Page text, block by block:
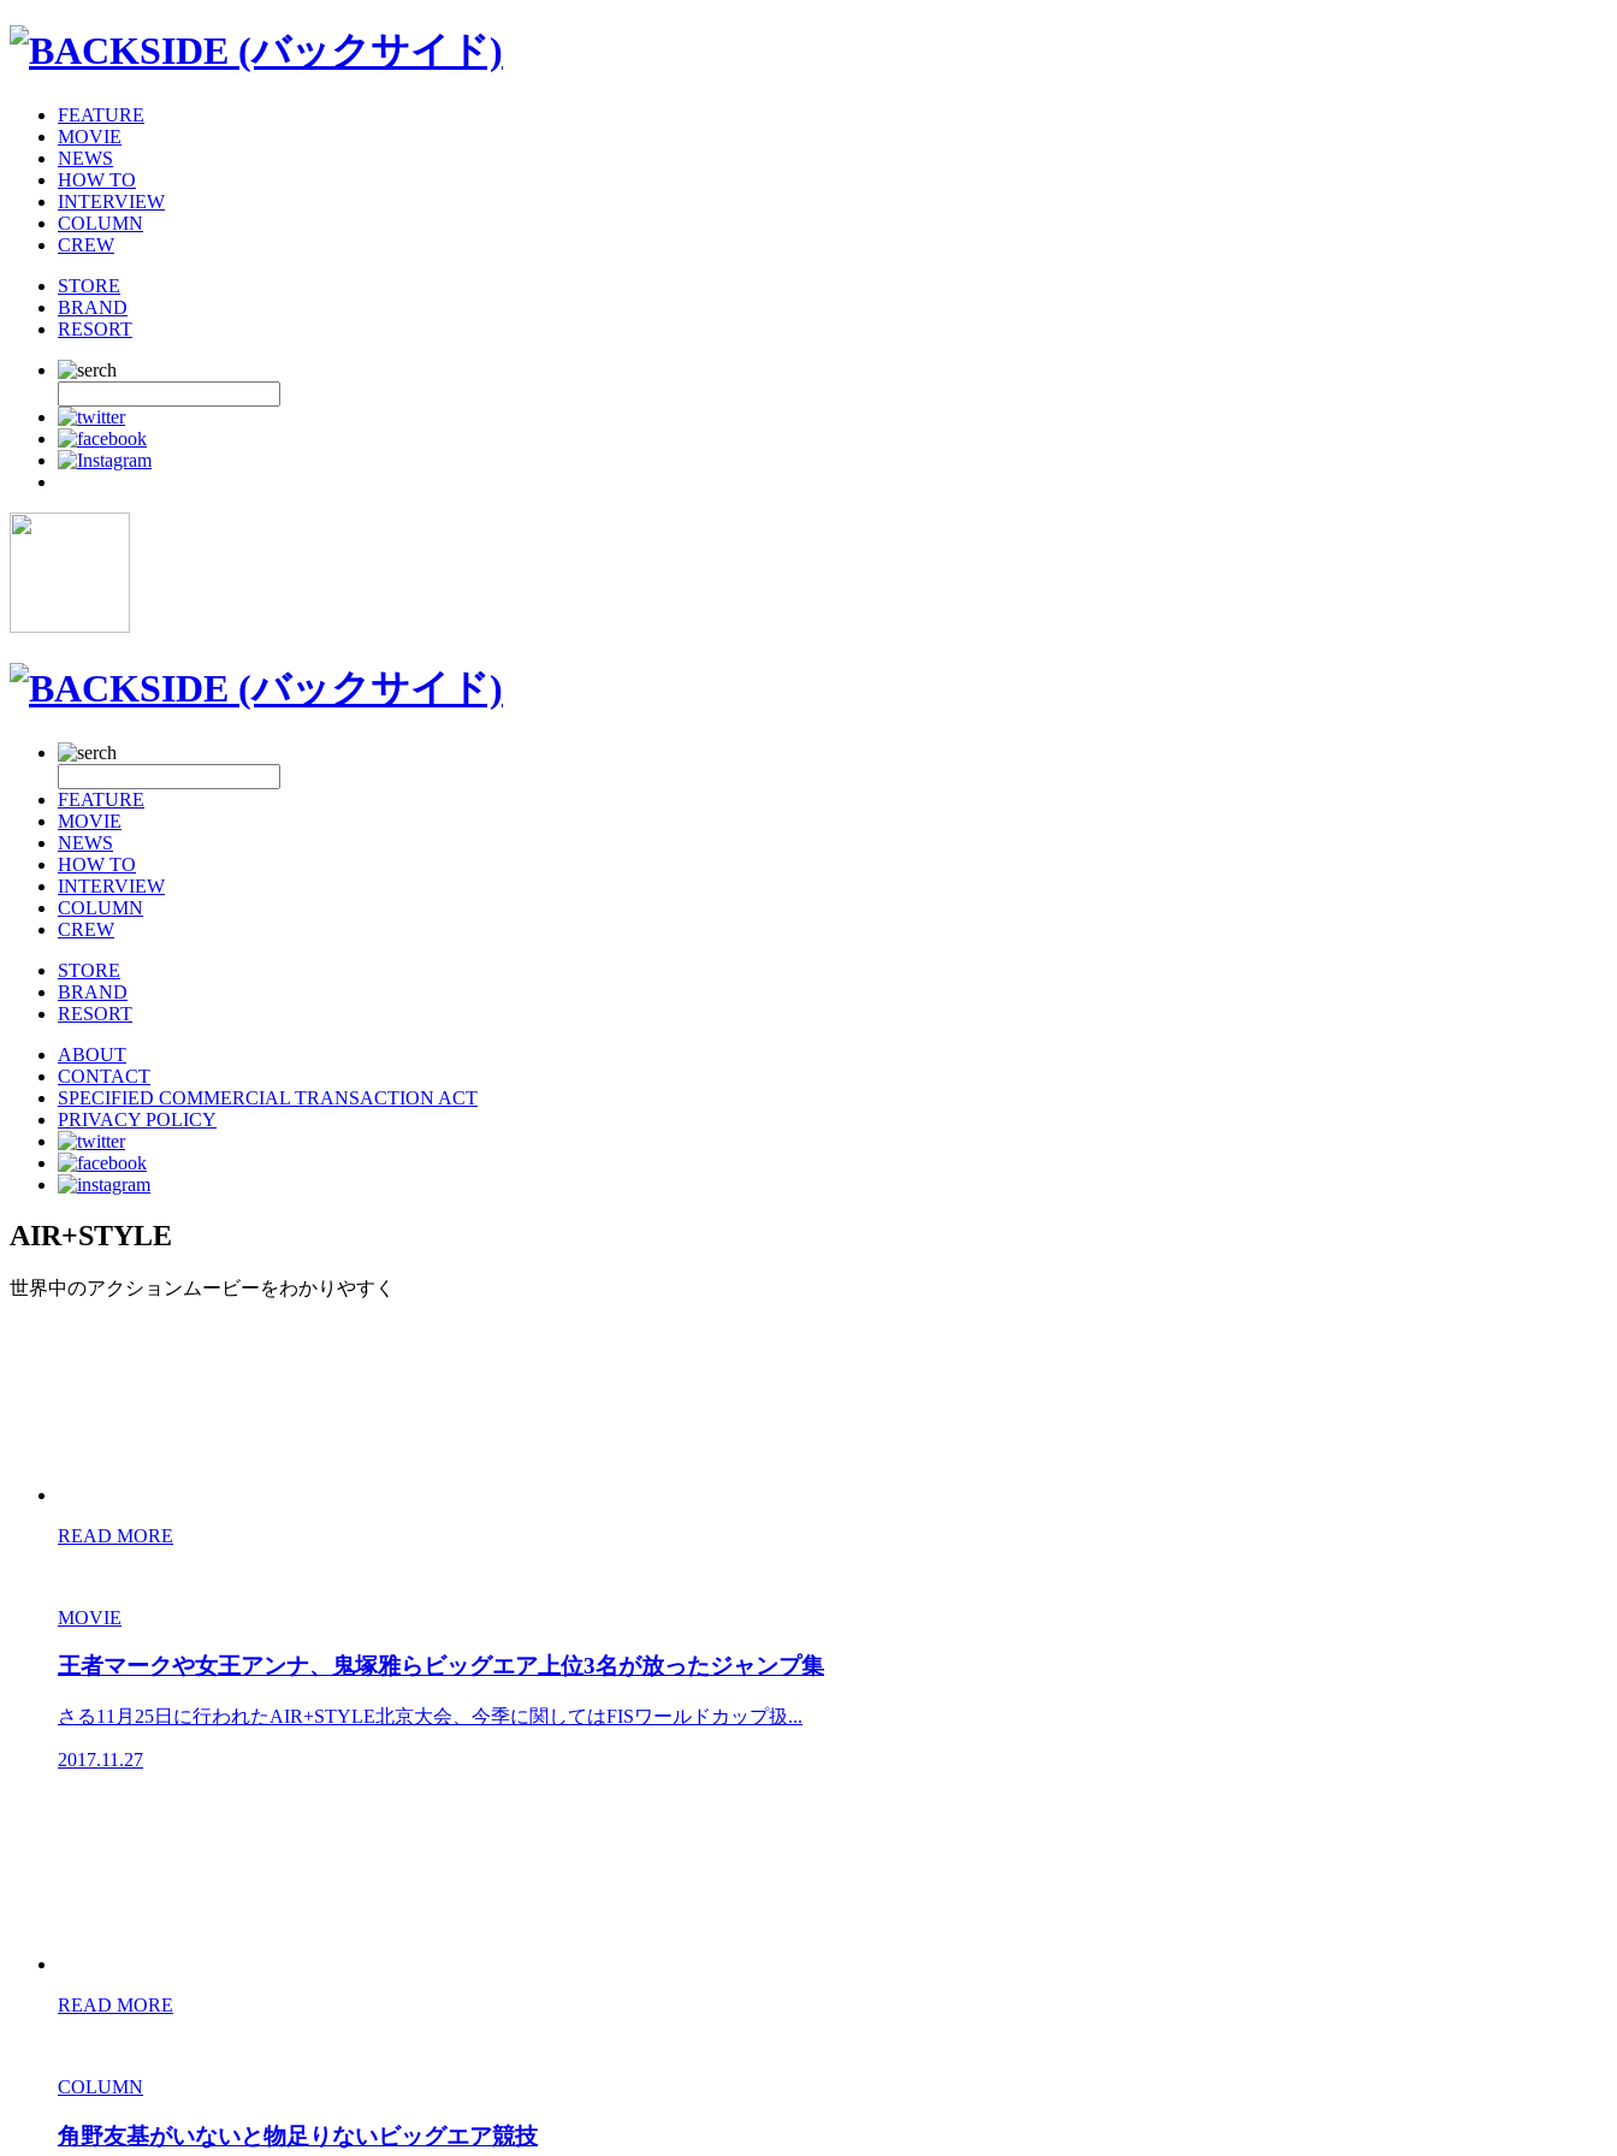
FEATURE
MOVIE
NEWS
HOW TO
INTERVIEW
COLUMN
CREW
STORE
BRAND
RESORT
FEATURE
MOVIE
NEWS
HOW TO
INTERVIEW
COLUMN
CREW
STORE
BRAND
RESORT
ABOUT
CONTACT
SPECIFIED COMMERCIAL TRANSACTION ACT
PRIVACY POLICY
AIR+STYLE
世界中のアクションムービーをわかりやすく
READ MORE
MOVIE
王者マークや女王アンナ、鬼塚雅らビッグエア上位3名が放ったジャンプ集
さる11月25日に行われたAIR+STYLE北京大会、今季に関してはFISワールドカップ扱...
2017.11.27
READ MORE
COLUMN
角野友基がいないと物足りないビッグエア競技